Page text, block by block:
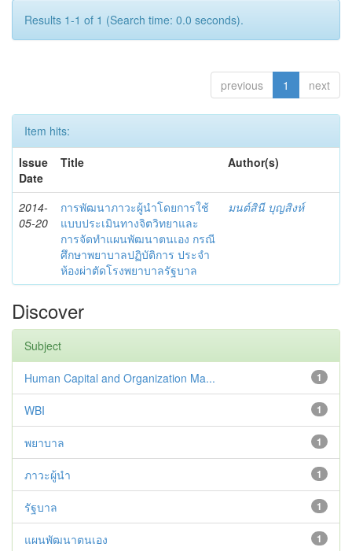
Results 1-1 of 1 (Search time: 0.0 seconds).
previous 1 next
Item hits:
Issue
Date
Title Author(s)
2014-
05-20
การพัฒนาภาวะผู้นำโดยการใช้
แบบประเมินทางจิตวิทยาและ
การจัดทำแผนพัฒนาตนเอง กรณี
ศึกษาพยาบาลปฏิบัติการ ประจำ
ห้องผ่าตัดโรงพยาบาลรัฐบาล
มนต์สินี บุญสิงห์
Discover
Subject
1
Human Capital and Organization Ma...
1
WBI
1
พยาบาล
1
ภาวะผู้นำ
1
รัฐบาล
1
แผนพัฒนาตนเอง